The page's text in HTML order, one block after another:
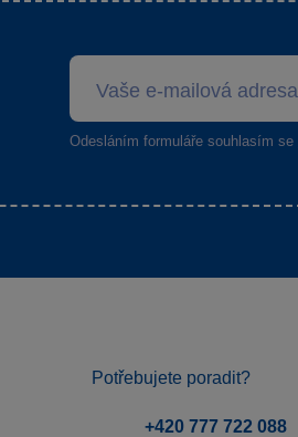
Odesláním formuláře souhlasím se
Potřebujete poradit?
+420 777 722 088